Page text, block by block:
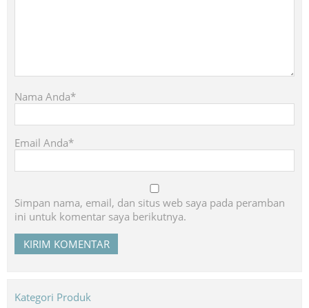
Nama Anda*
Email Anda*
Simpan nama, email, dan situs web saya pada peramban
ini untuk komentar saya berikutnya.
Kategori Produk